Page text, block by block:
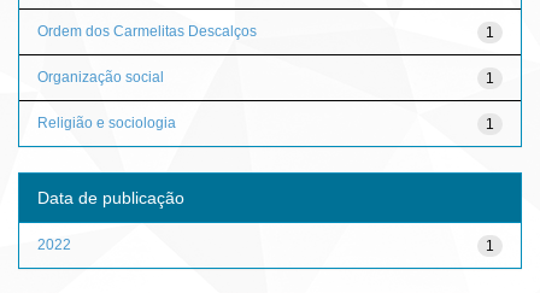
1
Ordem dos Carmelitas Descalços
1
Organização social
1
Religião e sociologia
Data de publicação
1
2022